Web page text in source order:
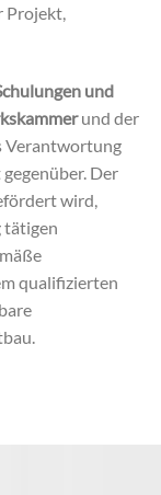
und
und der
Verantwortung
Der
wird,
tätigen
qualifizierten